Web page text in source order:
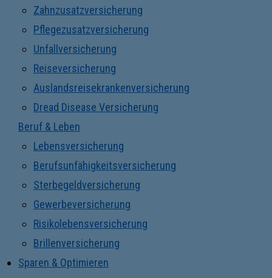
Zahnzusatzversicherung
Pflegezusatzversicherung
Unfallversicherung
Reiseversicherung
Auslandsreisekrankenversicherung
Dread Disease Versicherung
Beruf & Leben
Lebensversicherung
Berufsunfähigkeitsversicherung
Sterbegeldversicherung
Gewerbeversicherung
Risikolebensversicherung
Brillenversicherung
Sparen & Optimieren